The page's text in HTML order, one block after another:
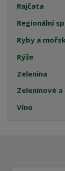
Rajčata
Regionální
Ryby a
Rýže
Zelenina
Zeleninové
Víno